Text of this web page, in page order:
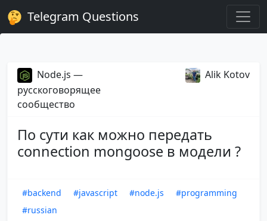
Telegram Questions
Node.js —
русскоговорящее
сообщество
Alik Kotov
По сути как можно передать
connection mongoose в модели ?
#backend #javascript #node.js
#programming
#russian